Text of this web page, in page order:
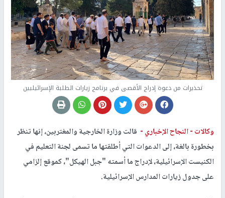
تحذيرات من دعوة إدراج الأقصى في برنامج زيارات الطلبة الإسرائيليين
وكالات -النجاح الإخباري - قالت وزارة الخارجية والمغتربين، إنها تنظر
بخطورة بالغة، إلى الدعوات التي أطلقتها ما تسمى لجنة التعليم في
الكنيست الإسرائيلية، لإدراج ما أسمته "جبل الهيكل"، كموقع إلزامي
على جدول زيارات المدارس الإسرائيلية.